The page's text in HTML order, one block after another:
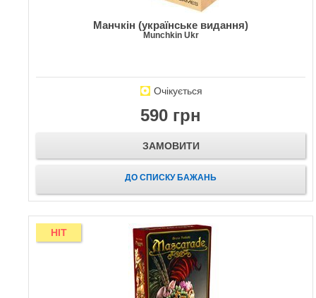
Манчкін (українське видання)
Munchkin Ukr
Очікується
590 грн
ЗАМОВИТИ
ДО СПИСКУ БАЖАНЬ
HIT